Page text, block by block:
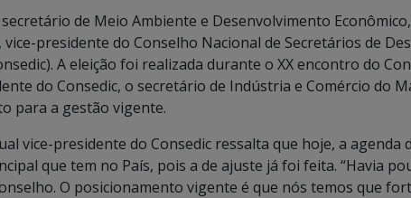
de Meio Ambiente e Desenvolvimento
presidente do Conselho Nacional de Secretários de
A eleição foi realizada durante o XX encontro do
do Consedic, o secretário de Indústria e Comércio do
para a gestão vigente.
vice-presidente do Consedic ressalta que hoje, a agenda
que tem no País, pois a de ajuste já foi feita. “Havia
O posicionamento vigente é que nós temos que